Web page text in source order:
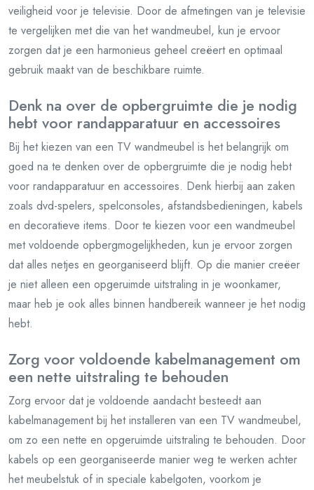
veiligheid voor je televisie. Door de afmetingen van je televisie
te vergelijken met die van het wandmeubel, kun je ervoor
zorgen dat je een harmonieus geheel creëert en optimaal
gebruik maakt van de beschikbare ruimte.
Denk na over de opbergruimte die je nodig
hebt voor randapparatuur en accessoires
Bij het kiezen van een TV wandmeubel is het belangrijk om
goed na te denken over de opbergruimte die je nodig hebt
voor randapparatuur en accessoires. Denk hierbij aan zaken
zoals dvd-spelers, spelconsoles, afstandsbedieningen, kabels
en decoratieve items. Door te kiezen voor een wandmeubel
met voldoende opbergmogelijkheden, kun je ervoor zorgen
dat alles netjes en georganiseerd blijft. Op die manier creëer
je niet alleen een opgeruimde uitstraling in je woonkamer,
maar heb je ook alles binnen handbereik wanneer je het nodig
hebt.
Zorg voor voldoende kabelmanagement om
een nette uitstraling te behouden
Zorg ervoor dat je voldoende aandacht besteedt aan
kabelmanagement bij het installeren van een TV wandmeubel,
om zo een nette en opgeruimde uitstraling te behouden. Door
kabels op een georganiseerde manier weg te werken achter
het meubelstuk of in speciale kabelgoten, voorkom je